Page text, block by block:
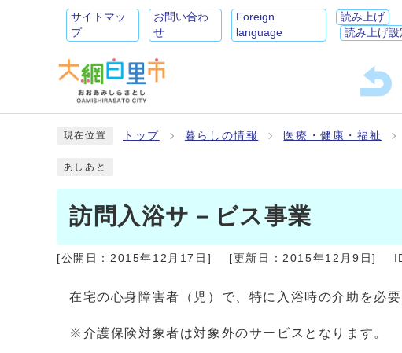
サイトマッ
プ
お問い合わ
せ
Foreign
language
読み上げ
読み上げ設
現在位置 トップ 暮らしの情報 医療・健康・福祉
あしあと
訪問入浴サ－ビス事業
[公開日： 2015年12月17日 ] [更新日：2015年12月9日]
在宅の心身障害者（児）で、特に入浴時の介助を必
※介護保険対象者は対象外のサービスとなります。